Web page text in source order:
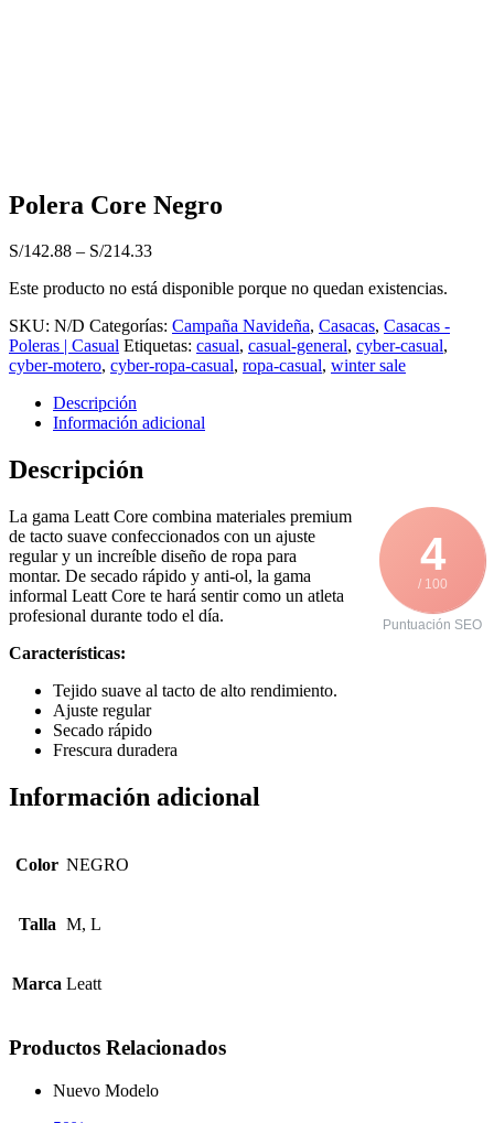
Polera Core Negro
S/142.88 – S/214.33
Este producto no está disponible porque no quedan existencias.
SKU: N/D Categorías: Campaña Navideña, Casacas, Casacas -
Poleras | Casual Etiquetas: casual, casual-general, cyber-casual,
cyber-motero, cyber-ropa-casual, ropa-casual, winter sale
Descripción
Información adicional
Descripción
4
/ 100
Puntuación SEO
La gama Leatt Core combina materiales premium
de tacto suave confeccionados con un ajuste
regular y un increíble diseño de ropa para
montar. De secado rápido y anti-ol, la gama
informal Leatt Core te hará sentir como un atleta
profesional durante todo el día.
Características:
Tejido suave al tacto de alto rendimiento.
Ajuste regular
Secado rápido
Frescura duradera
Información adicional
Color NEGRO
Talla M, L
Marca Leatt
Productos Relacionados
Nuevo Modelo